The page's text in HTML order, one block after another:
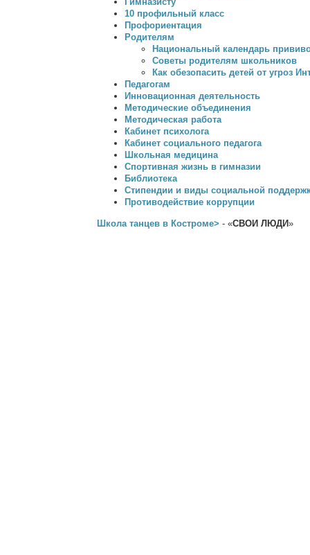
10 профильный класс
Профориентация
Родителям
Национальный календарь
Советы родителям школьников
Как обезопасить детей от угроз
Педагогам
Инновационная деятельность
Методические объединения
Методическая работа
Кабинет психолога
Кабинет социального педагога
Школьная медицина
Спортивная жизнь в гимназии
Библиотека
Стипендии и виды социальной
Противодействие коррупции
Школа танцев в Костроме> - «СВОИ ЛЮДИ»